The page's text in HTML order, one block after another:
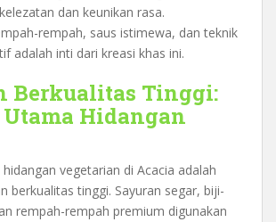
dan keunikan rasa.
rempah, saus istimewa, dan teknik
adalah inti dari kreasi khas ini.
Berkualitas Tinggi:
Hidangan
vegetarian di Acacia adalah
berkualitas tinggi. Sayuran segar, biji-
rempah-rempah premium digunakan